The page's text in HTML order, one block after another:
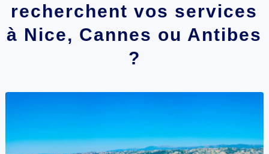
recherchent vos services
à Nice, Cannes ou Antibes
?